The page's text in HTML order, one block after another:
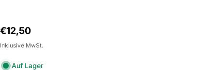
Normalpreis
€12,50
Inklusive MwSt.
Auf Lager